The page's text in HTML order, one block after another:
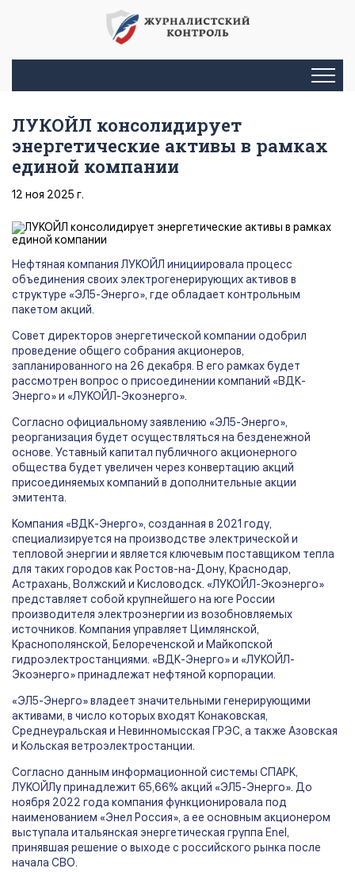
ЛУКОЙЛ консолидирует
энергетические активы в рамках
единой компании
12 ноя 2025 г.
Нефтяная компания ЛУКОЙЛ инициировала процесс
объединения своих электрогенерирующих активов в
структуре «ЭЛ5-Энерго», где обладает контрольным
пакетом акций.
Совет директоров энергетической компании одобрил
проведение общего собрания акционеров,
запланированного на 26 декабря. В его рамках будет
рассмотрен вопрос о присоединении компаний «ВДК-
Энерго» и «ЛУКОЙЛ-Экоэнерго».
Согласно официальному заявлению «ЭЛ5-Энерго»,
реорганизация будет осуществляться на безденежной
основе. Уставный капитал публичного акционерного
общества будет увеличен через конвертацию акций
присоединяемых компаний в дополнительные акции
эмитента.
Компания «ВДК-Энерго», созданная в 2021 году,
специализируется на производстве электрической и
тепловой энергии и является ключевым поставщиком тепла
для таких городов как Ростов-на-Дону, Краснодар,
Астрахань, Волжский и Кисловодск. «ЛУКОЙЛ-Экоэнерго»
представляет собой крупнейшего на юге России
производителя электроэнергии из возобновляемых
источников. Компания управляет Цимлянской,
Краснополянской, Белореченской и Майкопской
гидроэлектростанциями. «ВДК-Энерго» и «ЛУКОЙЛ-
Экоэнерго» принадлежат нефтяной корпорации.
«ЭЛ5-Энерго» владеет значительными генерирующими
активами, в число которых входят Конаковская,
Среднеуральская и Невинномысская ГРЭС, а также Азовская
и Кольская ветроэлектростанции.
Согласно данным информационной системы СПАРК,
ЛУКОЙЛу принадлежит 65,66% акций «ЭЛ5-Энерго». До
ноября 2022 года компания функционировала под
наименованием «Энел Россия», а ее основным акционером
выступала итальянская энергетическая группа Enel,
принявшая решение о выходе с российского рынка после
начала СВО.